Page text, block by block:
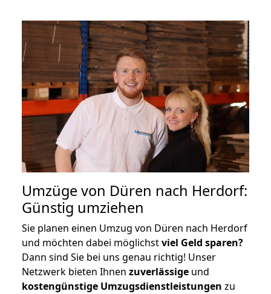
Umzüge von Düren nach Herdorf:
Günstig umziehen
Sie planen einen Umzug von Düren nach Herdorf
und möchten dabei möglichstviel Geld sparen?
Dann sind Sie bei uns genau richtig! Unser
Netzwerk bieten Ihnen zuverlässige und
kostengünstige Umzugsdienstleistungen zu